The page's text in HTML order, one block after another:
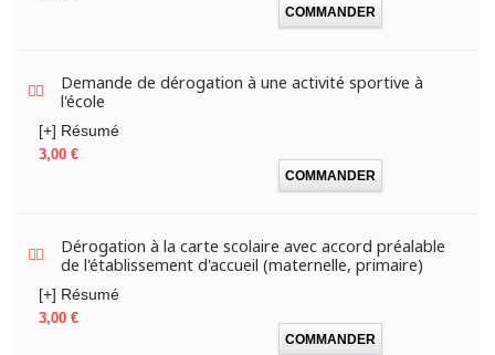
COMMANDER
Demande de dérogation à une activité sportive à
l'école
[+] Résumé
Prix
3,00 €
COMMANDER
Dérogation à la carte scolaire avec accord préalable
de l'établissement d'accueil (maternelle, primaire)
[+] Résumé
Prix
3,00 €
COMMANDER